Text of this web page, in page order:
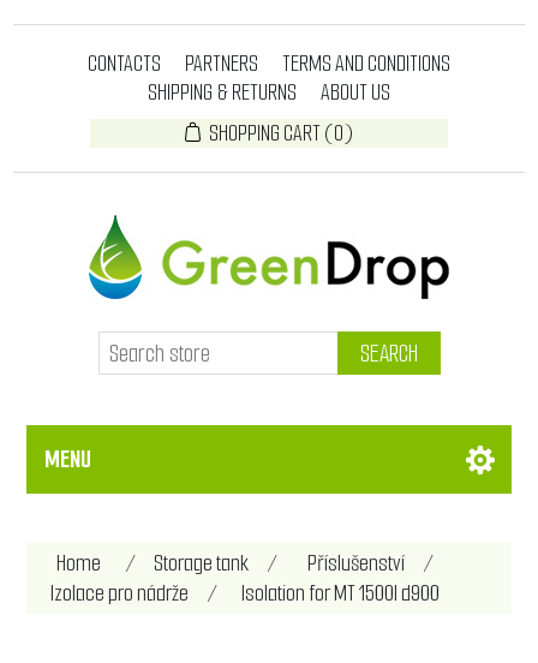
CONTACTS PARTNERS
TERMS AND CONDITIONS
SHIPPING & RETURNS
ABOUT US
SHOPPING CART(0)
SEARCH
MENU
Home / Storage tank / Příslušenství
/
Izolace pro nádrže
/ Isolation for MT 1500l d900